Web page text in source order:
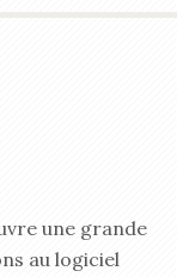
une grande
au logiciel